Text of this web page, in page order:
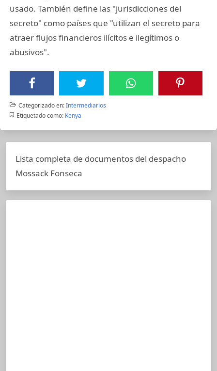
usado. También define las "jurisdicciones del
secreto" como países que "utilizan el secreto para
atraer flujos financieros ilícitos e ilegítimos o
abusivos".
Categorizado en:Intermediarios
Etiquetado como: Kenya
Lista completa de documentos del despacho
Mossack Fonseca